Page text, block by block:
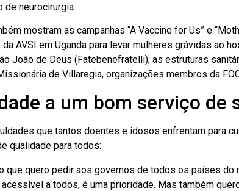
de neurocirurgia.
mostram as campanhas “A Vaccine for Us” e
AVSI em Uganda para levar mulheres grávidas ao
João de Deus (Fatebenefratelli); as estruturas
de Villaregia, organizações membros da
a um bom serviço de
que tantos doentes e idosos enfrentam para
qualidade para todos:
que quero pedir aos governos de todos os países do
a todos, é uma prioridade. Mas também